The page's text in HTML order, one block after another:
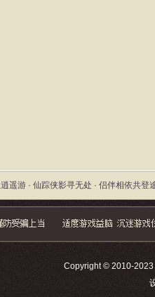
遥游 · 仙踪侠影寻无处 · 侣伴相依共登
Copyright © 2010-2023